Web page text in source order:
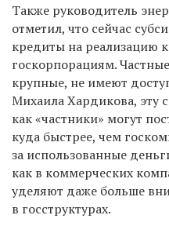
Также руководитель
отметил, что сейчас
кредиты на реализацию
госкорпорациям.
крупные, не имеют
Михаила Хардикова, эту
как «частники» могут
куда быстрее, чем
за использованные
как в коммерческих
уделяют даже больше
в госструктурах.